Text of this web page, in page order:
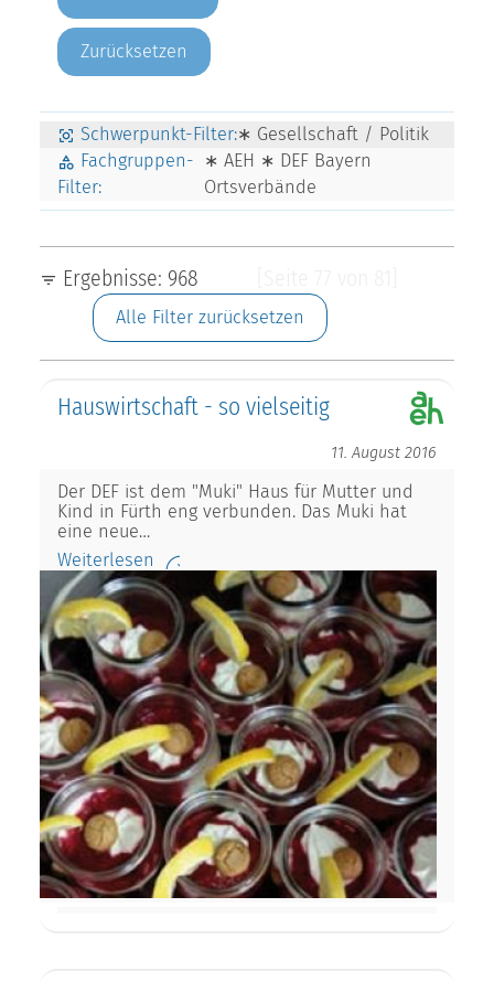
Zurücksetzen
Schwerpunkt-Filter:∗ Gesellschaft / Politik
Fachgruppen-
Filter:
∗ AEH ∗ DEF Bayern
Ortsverbände
Ergebnisse: 968
Alle Filter zurücksetzen
Hauswirtschaft - so vielseitig
11. August 2016
Der DEF ist dem "Muki" Haus für Mutter und
Kind in Fürth eng verbunden. Das Muki hat
eine neue…
Weiterlesen